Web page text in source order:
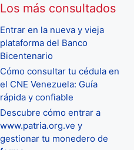
Los más consultados
Entrar en la nueva y vieja
plataforma del Banco
Bicentenario
Cómo consultar tu cédula en
el CNE Venezuela: Guía
rápida y confiable
Descubre cómo entrar a
www.patria.org.ve y
gestionar tu monedero de